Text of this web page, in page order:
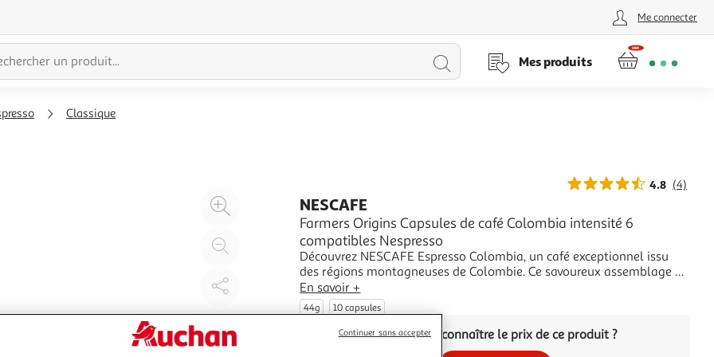
Me connecter
Lancer
Mes produits
Classique
Agrandir
l'illustration
l'illustration
%
Partager
produit
4.8 (4)
NESCAFE
Farmers Origins Capsules de café Colombia intensité 6
compatibles Nespresso
Découvrez NESCAFE Espresso Colombia, un café exceptionnel issu
des régions montagneuses de Colombie. Ce savoureux assemblage de
cafés vous fait découvrir le caractère fruité typique du café de cette
région. Un format boîte contenant 10 capsules vous permet de
préparer 10 tasses de NESCAFE Espresso C
En savoir +
44g 10 capsules
Vous voulez connaître le prix de ce produit ?
Continuer sans accepter